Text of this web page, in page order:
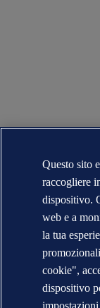
Questo sito
raccogliere
dispositivo.
web e a
la tua
cookie",
dispositivo